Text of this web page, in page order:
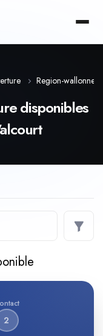
Region-wallonne
disponibles
2